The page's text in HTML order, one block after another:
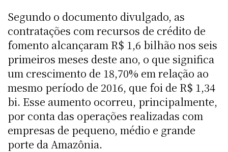
Segundo o documento divulgado, as
contratações com recursos de crédito de
fomento alcançaram R$ 1,6 bilhão nos seis
primeiros meses deste ano, o que significa
um crescimento de 18,70% em relação ao
mesmo período de 2016, que foi de R$ 1,34
bi. Esse aumento ocorreu, principalmente,
por conta das operações realizadas com
empresas de pequeno, médio e grande
porte da Amazônia.